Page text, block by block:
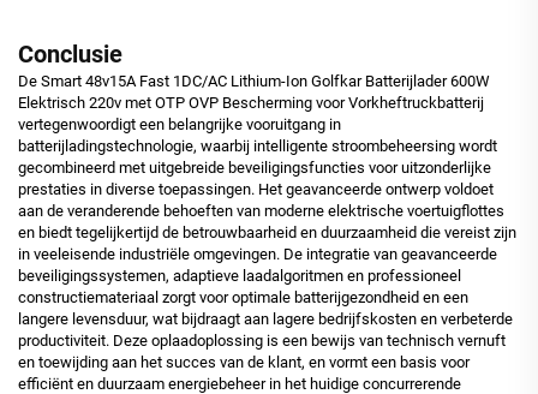
Conclusie
De Smart 48v15A Fast 1DC/AC Lithium-Ion Golfkar Batterijlader 600W
Elektrisch 220v met OTP OVP Bescherming voor Vorkheftruckbatterij
vertegenwoordigt een belangrijke vooruitgang in
batterijladingstechnologie, waarbij intelligente stroombeheersing wordt
gecombineerd met uitgebreide beveiligingsfuncties voor uitzonderlijke
prestaties in diverse toepassingen. Het geavanceerde ontwerp voldoet
aan de veranderende behoeften van moderne elektrische voertuigflottes
en biedt tegelijkertijd de betrouwbaarheid en duurzaamheid die vereist zijn
in veeleisende industriële omgevingen. De integratie van geavanceerde
beveiligingssystemen, adaptieve laadalgoritmen en professioneel
constructiemateriaal zorgt voor optimale batterijgezondheid en een
langere levensduur, wat bijdraagt aan lagere bedrijfskosten en verbeterde
productiviteit. Deze oplaadoplossing is een bewijs van technisch vernuft
en toewijding aan het succes van de klant, en vormt een basis voor
efficiënt en duurzaam energiebeheer in het huidige concurrerende